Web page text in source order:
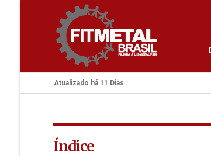
Atualizado há 11 Dias
Índice